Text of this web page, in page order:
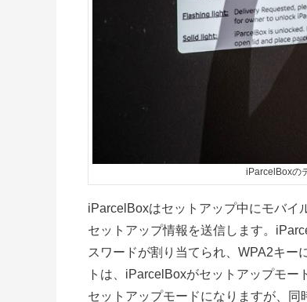
iParcelBoxの
iParcelBoxはセットアップ中にモバイ
セットアップ情報を送信します。
スワードが割り当てられ、WPA2キー
トは、iParcelBoxがセットアップモ
セットアップモードになりますが、